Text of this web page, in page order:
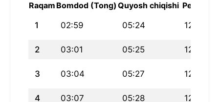
Raqam Bomdod (Tong) Quyosh chiqishi Peshin
1 02:59 05:24 12:56
2 03:01 05:25 12:56
3 03:04 05:27 12:56
4 03:07 05:28 12:56